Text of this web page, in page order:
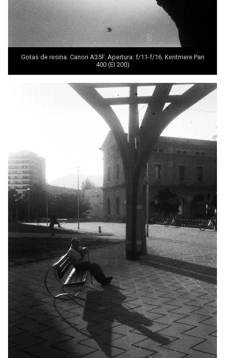
Gotas de resina. Canon A35F. Apertura: f/11-f/16. Kentmere Pan
400 (EI 200)